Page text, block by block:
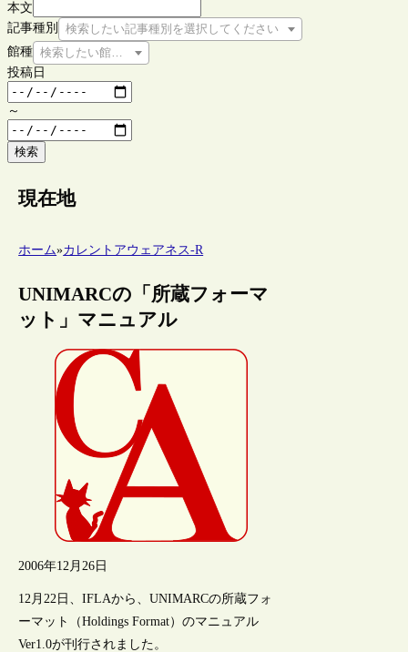
本文
記事種別
検索したい記事種別を選択してください
館種 検索したい館種を選択してください
投稿日
～
検索
現在地
ホーム»カレントアウェアネス-R
UNIMARCの「所蔵フォーマ
ット」マニュアル
2006年12月26日
12月22日、IFLAから、UNIMARCの所蔵フォ
ーマット（Holdings Format）のマニュアル
Ver1.0が刊行されました。